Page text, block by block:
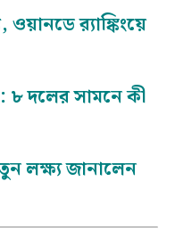
র‍্যাঙ্কিংয়ে
দলের সামনে কী
লক্ষ্য জানালেন